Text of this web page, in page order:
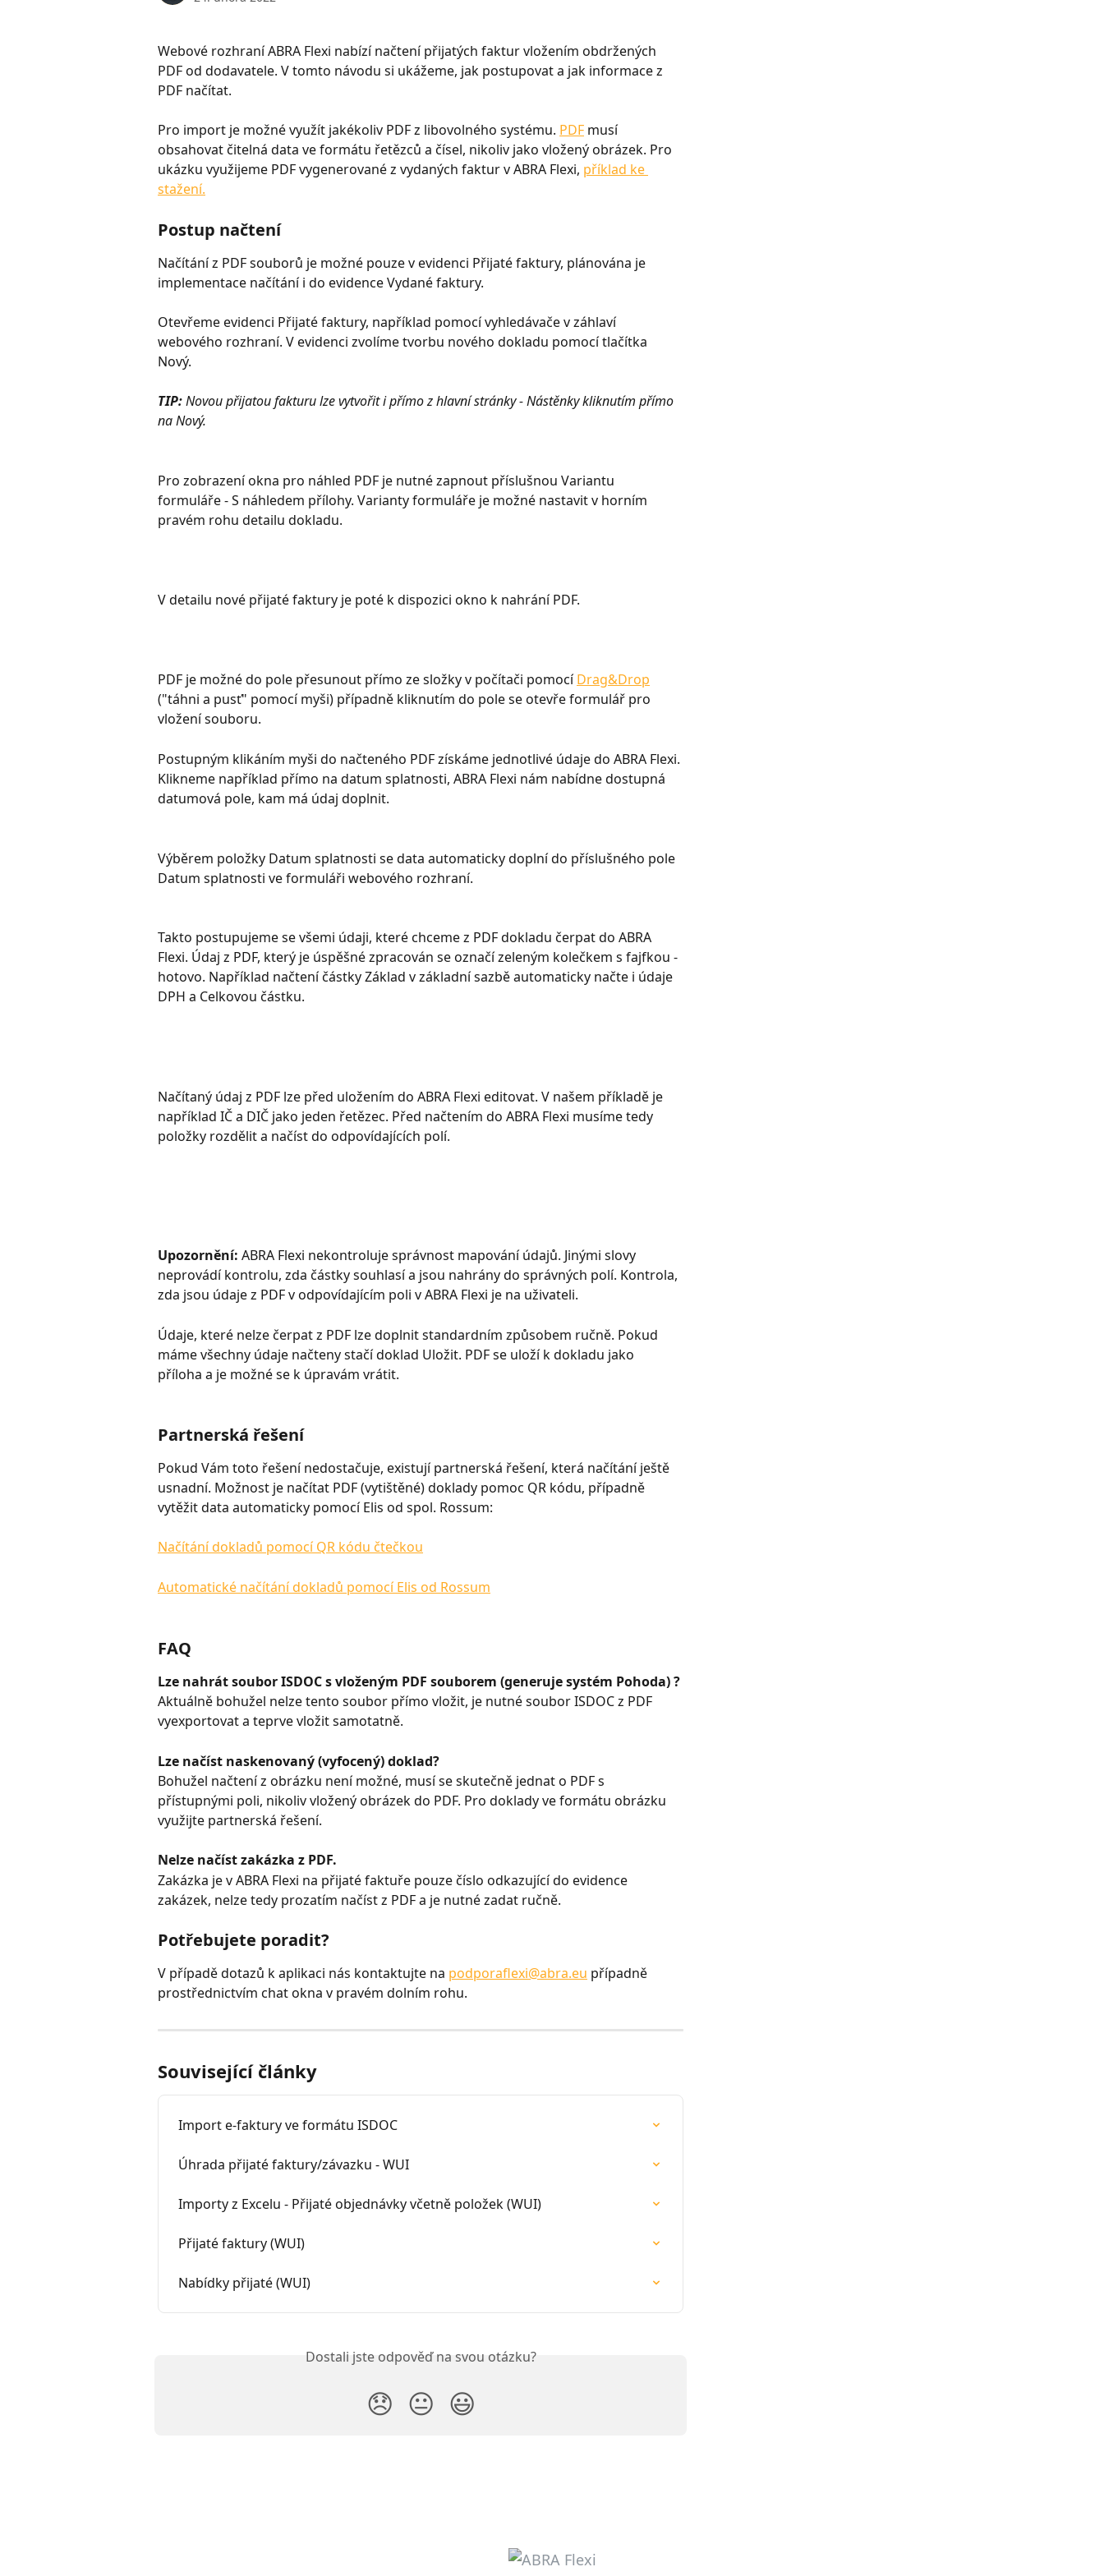
Webové rozhraní ABRA Flexi nabízí načtení přijatých faktur vložením obdržených
PDF od dodavatele. V tomto návodu si ukážeme, jak postupovat a jak informace z
PDF načítat.
Pro import je možné využít jakékoliv PDF z libovolného systému. PDF musí
obsahovat čitelná data ve formátu řetězců a čísel, nikoliv jako vložený obrázek. Pro
ukázku využijeme PDF vygenerované z vydaných faktur v ABRA Flexi, příklad ke
stažení.
Postup načtení
Načítání z PDF souborů je možné pouze v evidenci Přijaté faktury, plánována je
implementace načítání i do evidence Vydané faktury.
Otevřeme evidenci Přijaté faktury, například pomocí vyhledávače v záhlaví
webového rozhraní. V evidenci zvolíme tvorbu nového dokladu pomocí tlačítka
Nový.
TIP: Novou přijatou fakturu lze vytvořit i přímo z hlavní stránky - Nástěnky kliknutím přímo
na Nový.
Pro zobrazení okna pro náhled PDF je nutné zapnout příslušnou Variantu
formuláře - S náhledem přílohy. Varianty formuláře je možné nastavit v horním
pravém rohu detailu dokladu.
V detailu nové přijaté faktury je poté k dispozici okno k nahrání PDF.
PDF je možné do pole přesunout přímo ze složky v počítači pomocí Drag&Drop
("táhni a pusť" pomocí myši) případně kliknutím do pole se otevře formulář pro
vložení souboru.
Postupným klikáním myši do načteného PDF získáme jednotlivé údaje do ABRA Flexi.
Klikneme například přímo na datum splatnosti, ABRA Flexi nám nabídne dostupná
datumová pole, kam má údaj doplnit.
Výběrem položky Datum splatnosti se data automaticky doplní do příslušného pole
Datum splatnosti ve formuláři webového rozhraní.
Takto postupujeme se všemi údaji, které chceme z PDF dokladu čerpat do ABRA
Flexi. Údaj z PDF, který je úspěšné zpracován se označí zeleným kolečkem s fajfkou -
hotovo. Například načtení částky Základ v základní sazbě automaticky načte i údaje
DPH a Celkovou částku.
Načítaný údaj z PDF lze před uložením do ABRA Flexi editovat. V našem příkladě je
například IČ a DIČ jako jeden řetězec. Před načtením do ABRA Flexi musíme tedy
položky rozdělit a načíst do odpovídajících polí.
Upozornění: ABRA Flexi nekontroluje správnost mapování údajů. Jinými slovy
neprovádí kontrolu, zda částky souhlasí a jsou nahrány do správných polí. Kontrola,
zda jsou údaje z PDF v odpovídajícím poli v ABRA Flexi je na uživateli.
Údaje, které nelze čerpat z PDF lze doplnit standardním způsobem ručně. Pokud
máme všechny údaje načteny stačí doklad Uložit. PDF se uloží k dokladu jako
příloha a je možné se k úpravám vrátit.
Partnerská řešení
Pokud Vám toto řešení nedostačuje, existují partnerská řešení, která načítání ještě
usnadní. Možnost je načítat PDF (vytištěné) doklady pomoc QR kódu, případně
vytěžit data automaticky pomocí Elis od spol. Rossum:
Načítání dokladů pomocí QR kódu čtečkou
Automatické načítání dokladů pomocí Elis od Rossum
FAQ
Lze nahrát soubor ISDOC s vloženým PDF souborem (generuje systém Pohoda) ?
Aktuálně bohužel nelze tento soubor přímo vložit, je nutné soubor ISDOC z PDF
vyexportovat a teprve vložit samotatně.
Lze načíst naskenovaný (vyfocený) doklad?
Bohužel načtení z obrázku není možné, musí se skutečně jednat o PDF s
přístupnými poli, nikoliv vložený obrázek do PDF. Pro doklady ve formátu obrázku
využijte partnerská řešení.
Nelze načíst zakázka z PDF.
Zakázka je v ABRA Flexi na přijaté faktuře pouze číslo odkazující do evidence
zakázek, nelze tedy prozatím načíst z PDF a je nutné zadat ručně.
Potřebujete poradit?
V případě dotazů k aplikaci nás kontaktujte na podporaflexi@abra.eu případně
prostřednictvím chat okna v pravém dolním rohu.
Související články
Import e-faktury ve formátu ISDOC
Úhrada přijaté faktury/závazku - WUI
Importy z Excelu - Přijaté objednávky včetně položek (WUI)
Přijaté faktury (WUI)
Nabídky přijaté (WUI)
Dostali jste odpověď na svou otázku?
😞 😐 😃